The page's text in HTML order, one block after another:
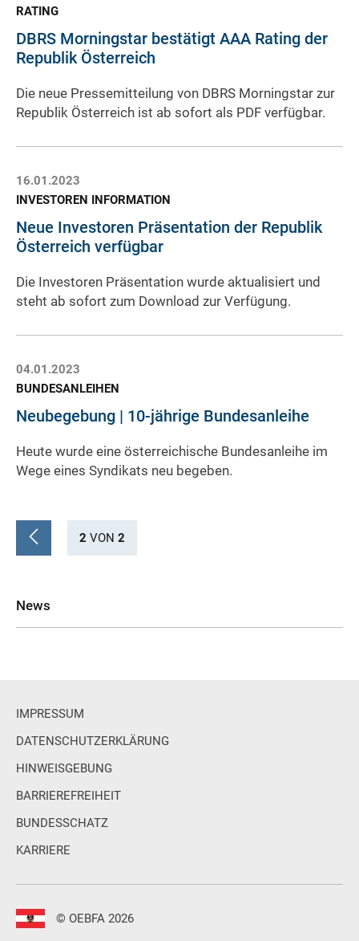
RATING
DBRS Morningstar bestätigt AAA Rating der
Republik Österreich
Die neue Pressemitteilung von DBRS Morningstar zur
Republik Österreich ist ab sofort als PDF verfügbar.
16.01.2023
INVESTOREN INFORMATION
Neue Investoren Präsentation der Republik
Österreich verfügbar
Die Investoren Präsentation wurde aktualisiert und
steht ab sofort zum Download zur Verfügung.
04.01.2023
BUNDESANLEIHEN
Neubegebung | 10-jährige Bundesanleihe
Heute wurde eine österreichische Bundesanleihe im
Wege eines Syndikats neu begeben.
2 VON 2
News
IMPRESSUM
DATENSCHUTZERKLÄRUNG
HINWEISGEBUNG
BARRIEREFREIHEIT
BUNDESSCHATZ
KARRIERE
© OEBFA 2026